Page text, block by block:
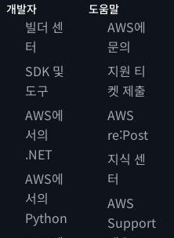
개발자
빌더 센
터
SDK 및
도구
AWS에
서의
.NET
AWS에
서의
Python
도움말
AWS에
문의
지원 티
켓 제출
AWS
re:Post
지식 센
터
AWS
Support